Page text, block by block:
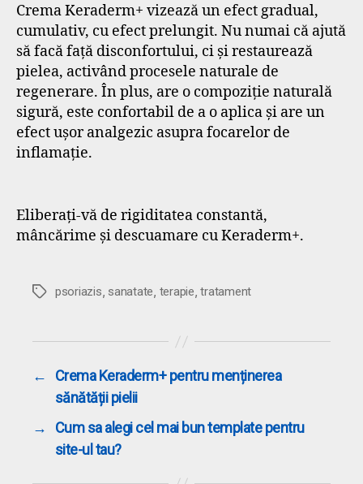
Crema Keraderm+ vizează un efect gradual,
cumulativ, cu efect prelungit. Nu numai că ajută
să facă față disconfortului, ci și restaurează
pielea, activând procesele naturale de
regenerare. În plus, are o compoziție naturală
sigură, este confortabil de a o aplica și are un
efect ușor analgezic asupra focarelor de
inflamație.
Eliberați-vă de rigiditatea constantă,
mâncărime și descuamare cu Keraderm+.
Etichetepsoriazis, sanatate, terapie,tratament
←
Crema Keraderm+ pentru menținerea
sănătății pielii
→
Cum sa alegi cel mai bun template pentru
site-ul tau?